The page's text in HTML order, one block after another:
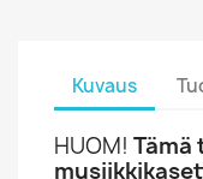
Kuvaus
HUOM!